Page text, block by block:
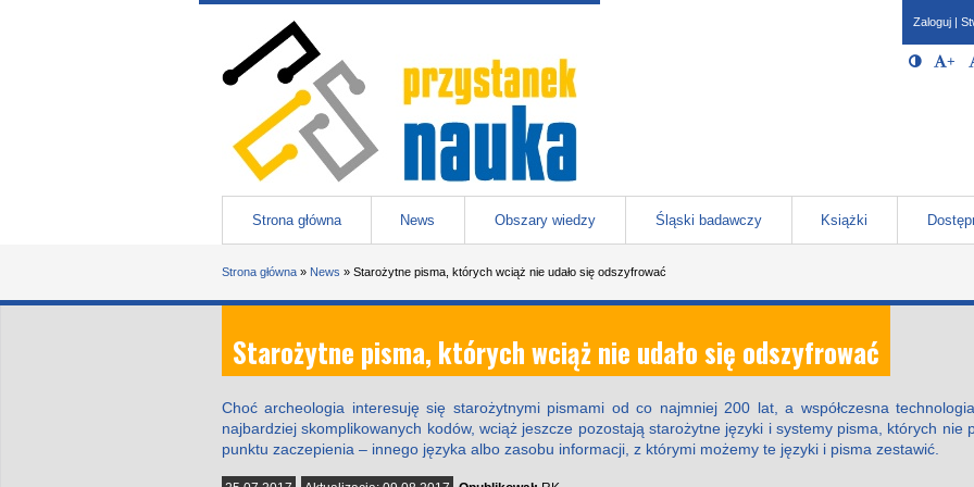
Przejdź do treści
Menu główne
Strona główna News Obszary wiedzy Śląski badawczy Książki
Zaloguj |
Opcje
Włącz/
+
Strona główna » News » Starożytne pisma, których wciąż nie udało się odszyfrować
Starożytne pisma, których wciąż nie udało się odszyfrować
Choć archeologia interesuję się starożytnymi pismami od co najmniej 200 lat, a współczesna
najbardziej skomplikowanych kodów, wciąż jeszcze pozostają starożytne języki i systemy pisma, których nie
punktu zaczepienia – innego języka albo zasobu informacji, z którymi możemy te języki i pisma zestawić.